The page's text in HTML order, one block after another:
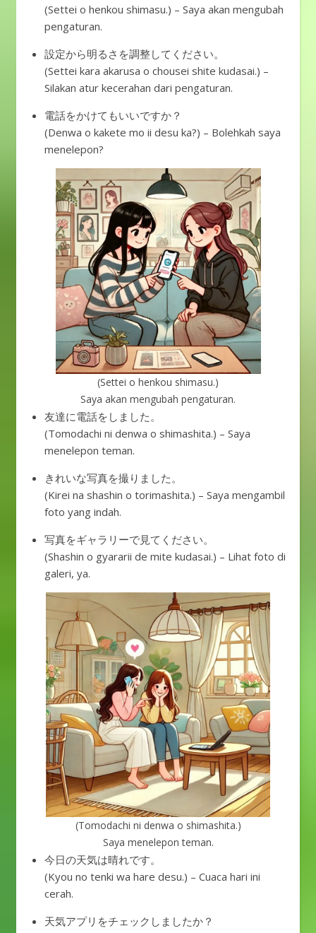
(Settei o henkou shimasu.) – Saya akan mengubah
pengaturan.
設定から明るさを調整してください。
(Settei kara akarusa o chousei shite kudasai.) –
Silakan atur kecerahan dari pengaturan.
電話をかけてもいいですか？
(Denwa o kakete mo ii desu ka?) – Bolehkah saya
menelepon?
(Settei o henkou shimasu.)
Saya akan mengubah pengaturan.
友達に電話をしました。
(Tomodachi ni denwa o shimashita.) – Saya
menelepon teman.
きれいな写真を撮りました。
(Kirei na shashin o torimashita.) – Saya mengambil
foto yang indah.
写真をギャラリーで見てください。
(Shashin o gyararii de mite kudasai.) – Lihat foto di
galeri, ya.
(Tomodachi ni denwa o shimashita.)
Saya menelepon teman.
今日の天気は晴れです。
(Kyou no tenki wa hare desu.) – Cuaca hari ini
cerah.
天気アプリをチェックしましたか？